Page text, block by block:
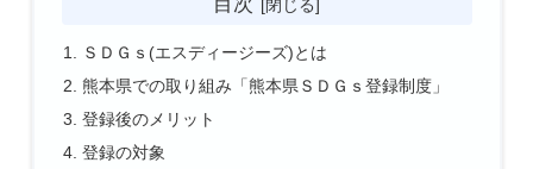
ＳＤＧｓ(エスディージーズ)とは
熊本県での取り組み「熊本県ＳＤＧｓ登録制度」
登録後のメリット
登録の対象